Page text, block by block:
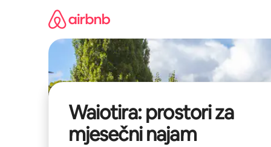
Waiotira: prostori za
mjesečni najam